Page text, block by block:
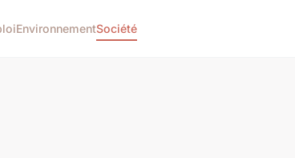
EnvironnementSociété